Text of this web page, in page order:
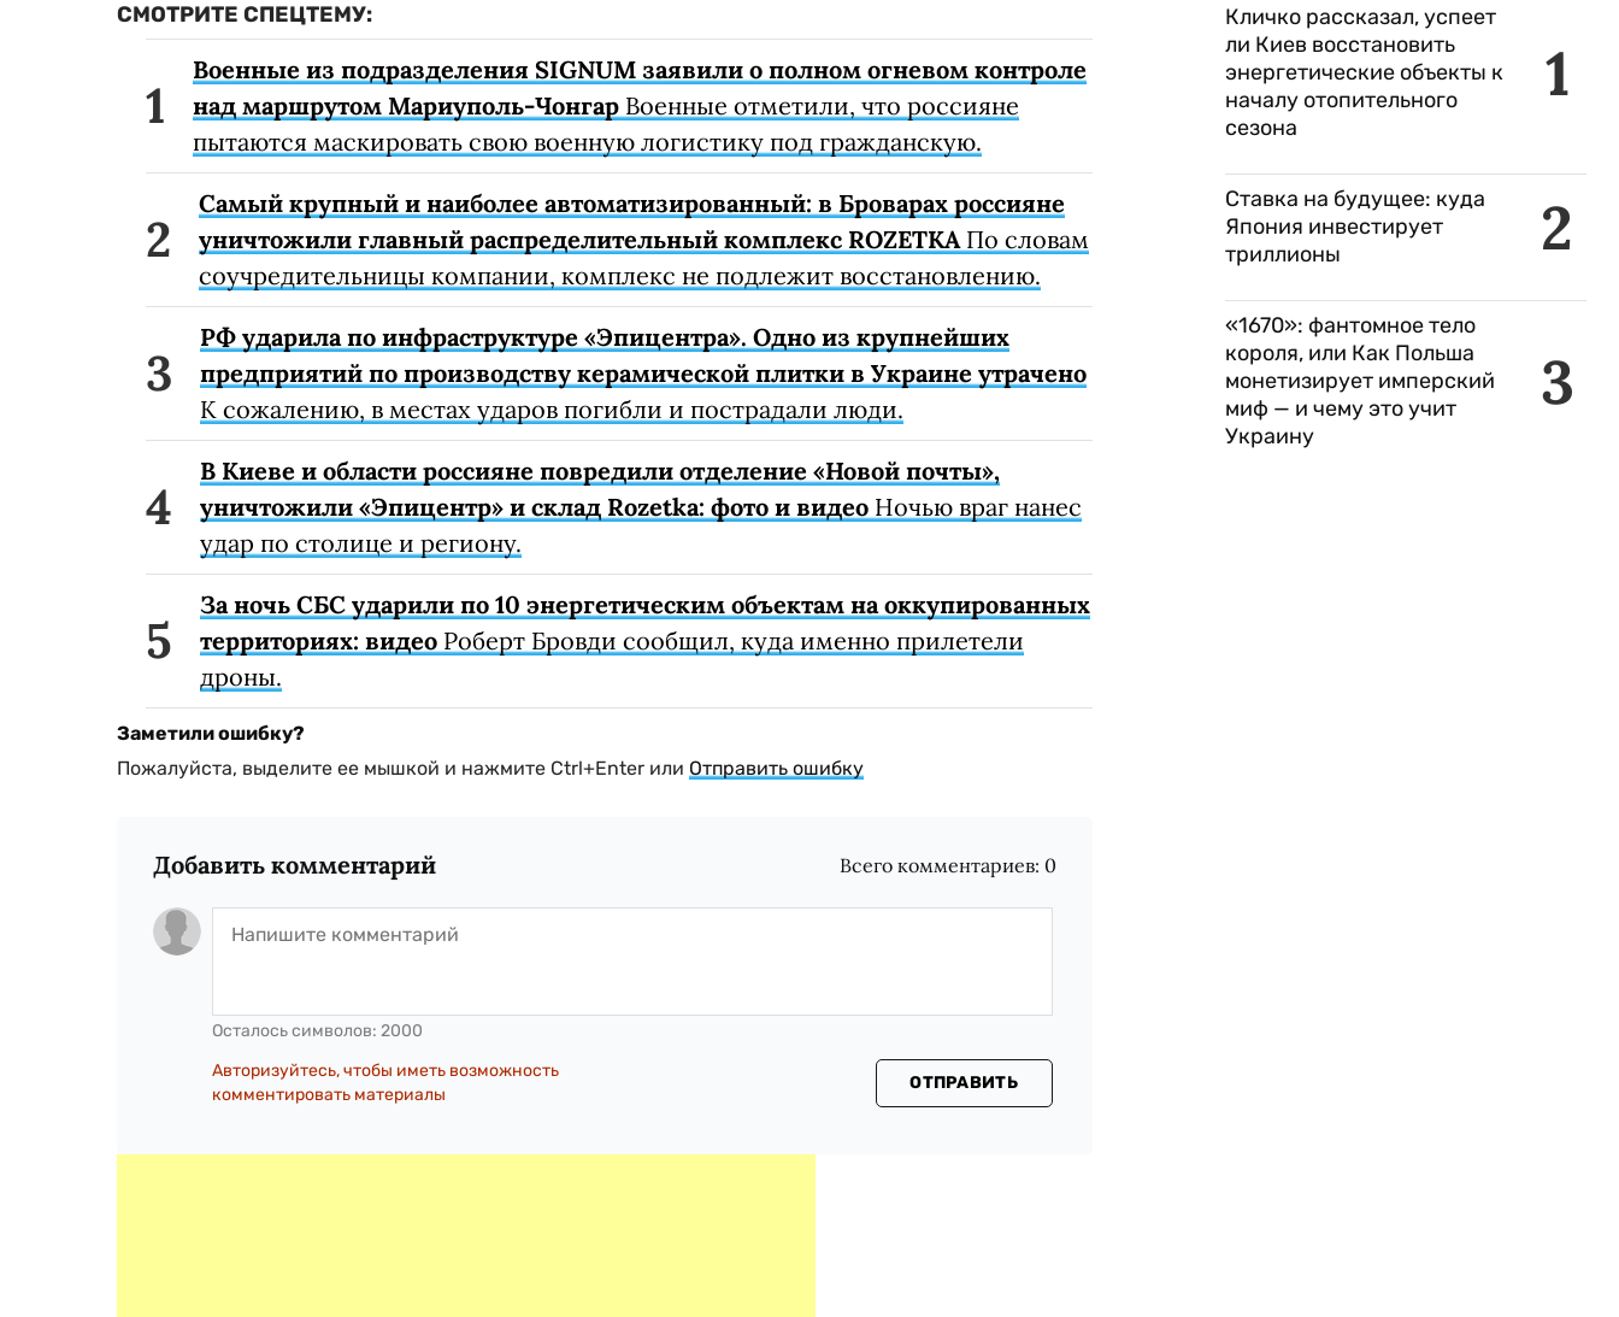
СМОТРИТЕ СПЕЦТЕМУ:
Военные из подразделения SIGNUM заявили о полном огневом контроле
над маршрутом Мариуполь-Чонгар Военные отметили, что россияне
пытаются маскировать свою военную логистику под гражданскую.
Самый крупный и наиболее автоматизированный: в Броварах россияне
уничтожили главный распределительный комплекс ROZETKAПо словам
соучредительницы компании, комплекс не подлежит восстановлению.
РФ ударила по инфраструктуре «Эпицентра». Одно из крупнейших
предприятий по производству керамической плитки в Украине утрачено
К сожалению, в местах ударов погибли и пострадали люди.
В Киеве и области россияне повредили отделение «Новой почты»,
уничтожили «Эпицентр» и склад Rozetka: фото и видео Ночью враг нанес
удар по столице и региону.
За ночь СБС ударили по 10 энергетическим объектам на оккупированных
территориях: видео Роберт Бровди сообщил, куда именно прилетели
дроны.
Заметили ошибку?
Пожалуйста, выделите ее мышкой и нажмите Ctrl+Enter или Отправить ошибку
Добавить комментарий Всего комментариев: 0
Осталось символов: 2000
Авторизуйтесь, чтобы иметь возможность
комментировать материалы
ОТПРАВИТЬ
1
Кличко рассказал, успеет
ли Киев восстановить
энергетические объекты к
началу отопительного
сезона
2
Ставка на будущее: куда
Япония инвестирует
триллионы
3
«1670»: фантомное тело
короля, или Как Польша
монетизирует имперский
миф — и чему это учит
Украину